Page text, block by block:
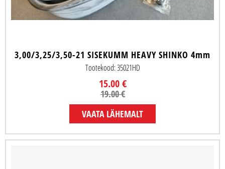
3,00/3,25/3,50-21 SISEKUMM HEAVY SHINKO 4mm
Tootekood: 35021HD
15.00 €
19.00 €
VAATA LÄHEMALT